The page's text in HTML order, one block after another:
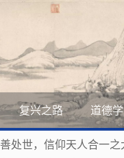
复兴之路 道德
处世，信仰天人合一之